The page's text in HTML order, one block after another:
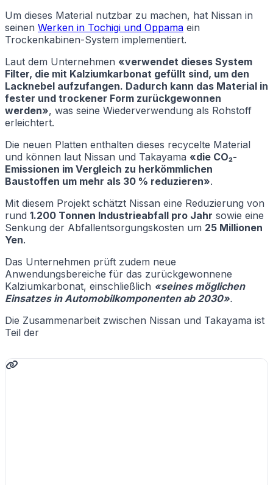
Um dieses Material nutzbar zu machen, hat Nissan in
seinen Werken in Tochigi und Oppama ein
Trockenkabinen-System implementiert.
Laut dem Unternehmen «verwendet dieses System
Filter, die mit Kalziumkarbonat gefüllt sind, um den
Lacknebel aufzufangen. Dadurch kann das Material in
fester und trockener Form zurückgewonnen
werden», was seine Wiederverwendung als Rohstoff
erleichtert.
Die neuen Platten enthalten dieses recycelte Material
und können laut Nissan und Takayama «die CO₂-
Emissionen im Vergleich zu herkömmlichen
Baustoffen um mehr als 30 % reduzieren».
Mit diesem Projekt schätzt Nissan eine Reduzierung von
rund 1.200 Tonnen Industrieabfall pro Jahr sowie eine
Senkung der Abfallentsorgungskosten um 25 Millionen
Yen.
Das Unternehmen prüft zudem neue
Anwendungsbereiche für das zurückgewonnene
Kalziumkarbonat, einschließlich «seines möglichen
Einsatzes in Automobilkomponenten ab 2030».
Die Zusammenarbeit zwischen Nissan und Takayama ist
Teil der